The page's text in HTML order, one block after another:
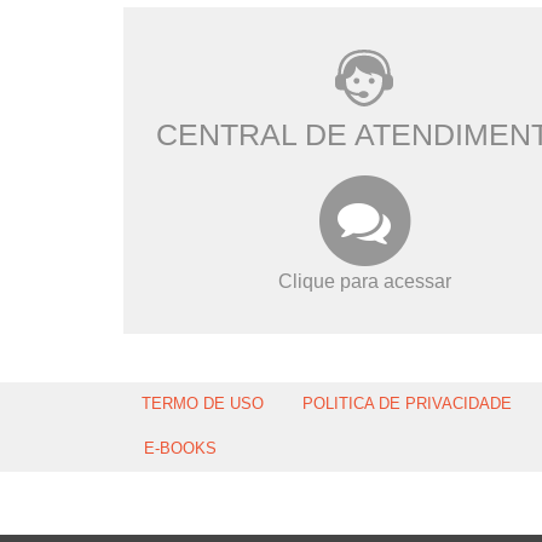
CENTRAL DE
Clique para acessar
TERMO DE USO POLITICA DE PRIVACIDADE
E-BOOKS